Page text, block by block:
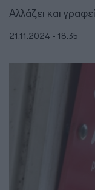
Αλλάζει και
21.11.2024 - 18:35